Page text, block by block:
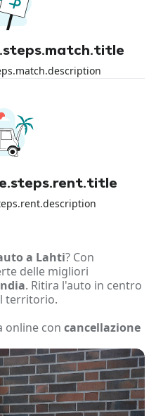
a Lahti? Con
delle migliori
. Ritira l'auto in centro
territorio.
online con cancellazione